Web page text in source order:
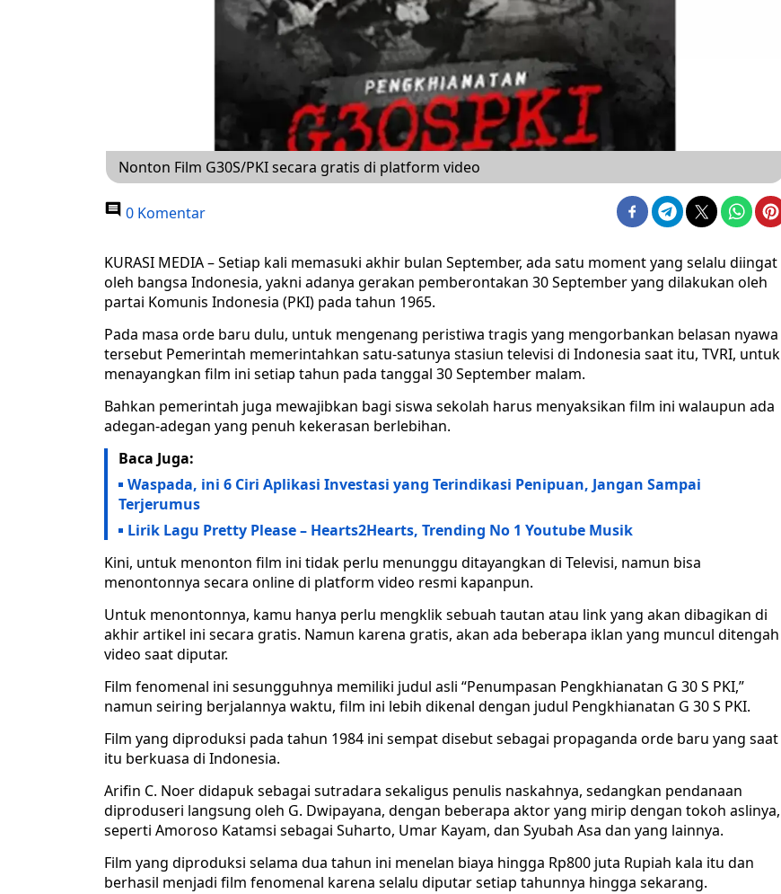
Nonton Film G30S/PKI secara gratis di platform video
0 Komentar
KURASI MEDIA – Setiap kali memasuki akhir bulan September, ada satu moment yang selalu diingat
oleh bangsa Indonesia, yakni adanya gerakan pemberontakan 30 September yang dilakukan oleh
partai Komunis Indonesia (PKI) pada tahun 1965.
Pada masa orde baru dulu, untuk mengenang peristiwa tragis yang mengorbankan belasan nyawa
tersebut Pemerintah memerintahkan satu-satunya stasiun televisi di Indonesia saat itu, TVRI, untuk
menayangkan film ini setiap tahun pada tanggal 30 September malam.
Bahkan pemerintah juga mewajibkan bagi siswa sekolah harus menyaksikan film ini walaupun ada
adegan-adegan yang penuh kekerasan berlebihan.
Baca Juga:
Waspada, ini 6 Ciri Aplikasi Investasi yang Terindikasi Penipuan, Jangan Sampai
Terjerumus
Lirik Lagu Pretty Please – Hearts2Hearts, Trending No 1 Youtube Musik
Kini, untuk menonton film ini tidak perlu menunggu ditayangkan di Televisi, namun bisa
menontonnya secara online di platform video resmi kapanpun.
Untuk menontonnya, kamu hanya perlu mengklik sebuah tautan atau link yang akan dibagikan di
akhir artikel ini secara gratis. Namun karena gratis, akan ada beberapa iklan yang muncul ditengah
video saat diputar.
Film fenomenal ini sesungguhnya memiliki judul asli “Penumpasan Pengkhianatan G 30 S PKI,”
namun seiring berjalannya waktu, film ini lebih dikenal dengan judul Pengkhianatan G 30 S PKI.
Film yang diproduksi pada tahun 1984 ini sempat disebut sebagai propaganda orde baru yang saat
itu berkuasa di Indonesia.
Arifin C. Noer didapuk sebagai sutradara sekaligus penulis naskahnya, sedangkan pendanaan
diproduseri langsung oleh G. Dwipayana, dengan beberapa aktor yang mirip dengan tokoh aslinya,
seperti Amoroso Katamsi sebagai Suharto, Umar Kayam, dan Syubah Asa dan yang lainnya.
Film yang diproduksi selama dua tahun ini menelan biaya hingga Rp800 juta Rupiah kala itu dan
berhasil menjadi film fenomenal karena selalu diputar setiap tahunnya hingga sekarang.